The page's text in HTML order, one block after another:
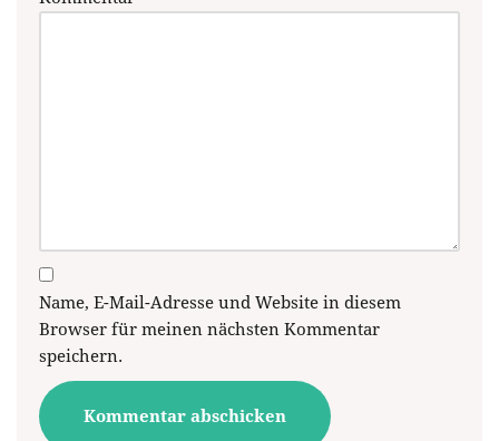
Name, E-Mail-Adresse und Website in diesem
Browser für meinen nächsten Kommentar
speichern.